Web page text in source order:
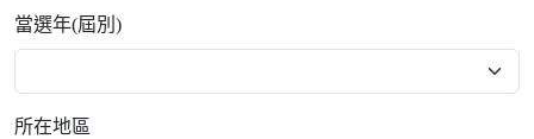
當選年(屆別)
所在地區